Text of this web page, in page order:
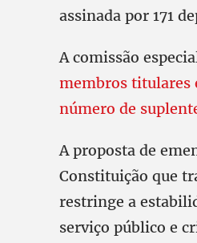
assinada por 171
A comissão
membros titulares
número de
A proposta de
Constituição que
restringe a
serviço público e